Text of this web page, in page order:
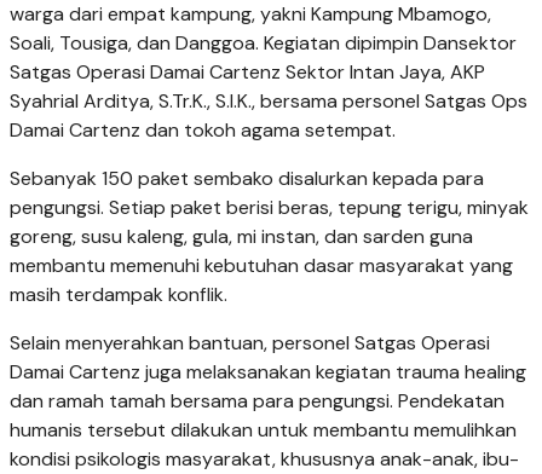
warga dari empat kampung, yakni Kampung Mbamogo,
Soali, Tousiga, dan Danggoa. Kegiatan dipimpin Dansektor
Satgas Operasi Damai Cartenz Sektor Intan Jaya, AKP
Syahrial Arditya, S.Tr.K., S.I.K., bersama personel Satgas Ops
Damai Cartenz dan tokoh agama setempat.
Sebanyak 150 paket sembako disalurkan kepada para
pengungsi. Setiap paket berisi beras, tepung terigu, minyak
goreng, susu kaleng, gula, mi instan, dan sarden guna
membantu memenuhi kebutuhan dasar masyarakat yang
masih terdampak konflik.
Selain menyerahkan bantuan, personel Satgas Operasi
Damai Cartenz juga melaksanakan kegiatan trauma healing
dan ramah tamah bersama para pengungsi. Pendekatan
humanis tersebut dilakukan untuk membantu memulihkan
kondisi psikologis masyarakat, khususnya anak-anak, ibu-